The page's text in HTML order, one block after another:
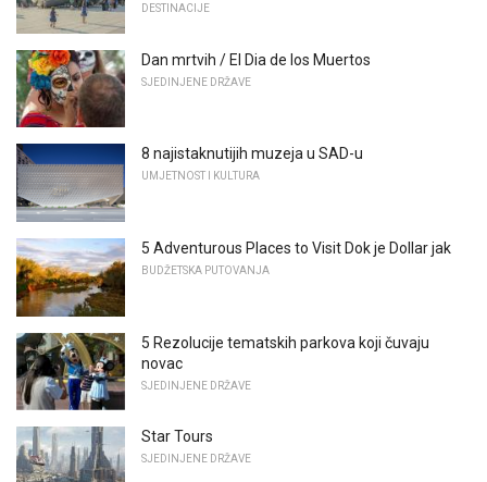
DESTINACIJE
Dan mrtvih / El Dia de los Muertos
SJEDINJENE DRŽAVE
8 najistaknutijih muzeja u SAD-u
UMJETNOST I KULTURA
5 Adventurous Places to Visit Dok je Dollar jak
BUDŽETSKA PUTOVANJA
5 Rezolucije tematskih parkova koji čuvaju
novac
SJEDINJENE DRŽAVE
Star Tours
SJEDINJENE DRŽAVE